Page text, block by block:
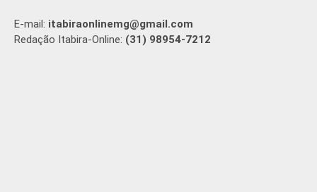
E-mail: itabiraonlinemg@gmail.com
Redação Itabira-Online: (31) 98954-7212